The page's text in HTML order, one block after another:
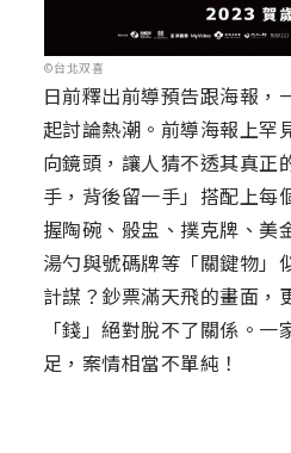
©台北双喜
日前釋出前導預告跟海報，
起討論熱潮。前導海報上罕
向鏡頭，讓人猜不透其真正
手，背後留一手」搭配上每
握陶碗、骰盅、撲克牌、美
湯勺與號碼牌等「關鍵物」
計謀？鈔票滿天飛的畫面，
「錢」絕對脫不了關係。
足，案情相當不單純！